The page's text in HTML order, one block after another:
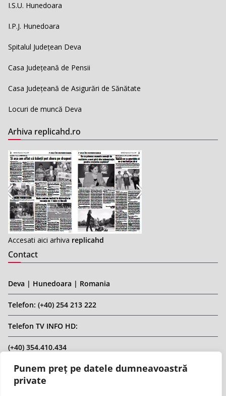
Punem preț pe datele dumneavoastră
private
I.S.U. Hunedoara
I.P.J. Hunedoara
Spitalul Județean Deva
Casa Județeană de Pensii
Casa Județeană de Asigurări de Sănătate
Locuri de muncă Deva
Arhiva replicahd.ro
Accesati aici arhiva replicahd
Contact
Deva | Hunedoara | Romania
Telefon: (+40) 254 213 222
Telefon TV INFO HD:
(+40) 354.410.434
Email: infohd20@gmail.com